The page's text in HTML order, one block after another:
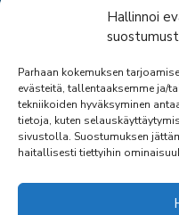
Hallinnoi
Parhaan kokemuksen
evästeitä, tallentaaksemme ja/
tekniikoiden hyväksyminen
tietoja, kuten
sivustolla. Suostumuksen
haitallisesti tiettyihin
Expertverksamhet
Svenska kommittén